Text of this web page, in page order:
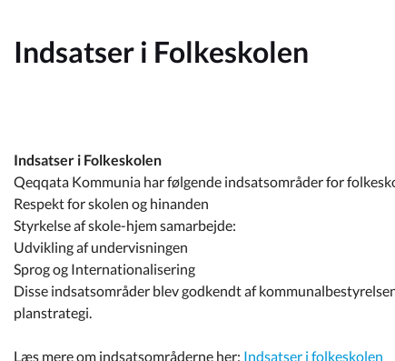
Turisme
Kommuneplan
Om Kommunen
Indsatser i Folkeskolen
Indsatser i Folkeskolen
Qeqqata Kommunia har følgende indsatsområder for
Respekt for skolen og hinanden
Styrkelse af skole-hjem samarbejde:
Udvikling af undervisningen
Sprog og Internationalisering
Disse indsatsområder blev godkendt af
planstrategi.
Læs mere om indsatsområderne her: Indsatser i folkeskolen